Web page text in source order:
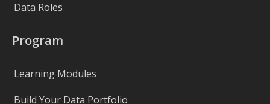
Data Roles
Program
Learning Modules
Build Your Data Portfolio